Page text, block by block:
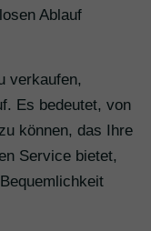
Ablauf
verkaufen,
Es bedeutet, von
können, das Ihre
Service bietet,